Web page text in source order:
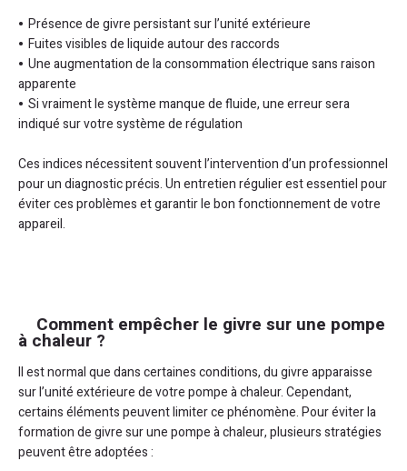
Présence de givre persistant sur l’unité extérieure
Fuites visibles de liquide autour des raccords
Une augmentation de la consommation électrique sans raison
apparente
Si vraiment le système manque de fluide, une erreur sera
indiqué sur votre système de régulation
Ces indices nécessitent souvent l’intervention d’un professionnel
pour un diagnostic précis. Un entretien régulier est essentiel pour
éviter ces problèmes et garantir le bon fonctionnement de votre
appareil.
Comment empêcher le givre sur une pompe
à chaleur ?
Il est normal que dans certaines conditions, du givre apparaisse
sur l’unité extérieure de votre pompe à chaleur. Cependant,
certains éléments peuvent limiter ce phénomène. Pour éviter la
formation de givre sur une pompe à chaleur, plusieurs stratégies
peuvent être adoptées :